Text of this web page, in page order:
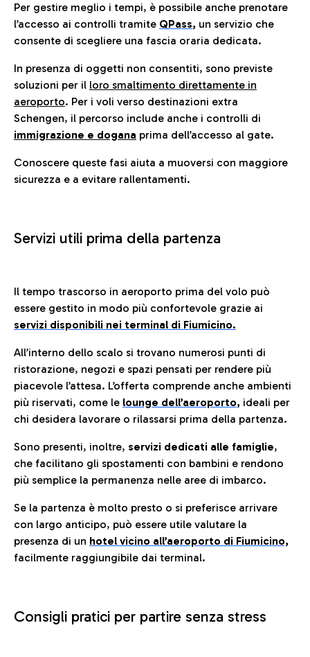
Per gestire meglio i tempi, è possibile anche prenotare
l’accesso ai controlli tramite QPass, un servizio che
consente di scegliere una fascia oraria dedicata.
In presenza di oggetti non consentiti, sono previste
soluzioni per il loro smaltimento direttamente in
aeroporto. Per i voli verso destinazioni extra
Schengen, il percorso include anche i controlli di
immigrazione e dogana prima dell’accesso al gate.
Conoscere queste fasi aiuta a muoversi con maggiore
sicurezza e a evitare rallentamenti.
Servizi utili prima della partenza
Il tempo trascorso in aeroporto prima del volo può
essere gestito in modo più confortevole grazie ai
servizi disponibili nei terminal di Fiumicino.
All’interno dello scalo si trovano numerosi punti di
ristorazione, negozi e spazi pensati per rendere più
piacevole l’attesa. L’offerta comprende anche ambienti
più riservati, come le lounge dell’aeroporto, ideali per
chi desidera lavorare o rilassarsi prima della partenza.
Sono presenti, inoltre, servizi dedicati alle famiglie,
che facilitano gli spostamenti con bambini e rendono
più semplice la permanenza nelle aree di imbarco.
Se la partenza è molto presto o si preferisce arrivare
con largo anticipo, può essere utile valutare la
presenza di un hotel vicino all’aeroporto di Fiumicino,
facilmente raggiungibile dai terminal.
Consigli pratici per partire senza stress